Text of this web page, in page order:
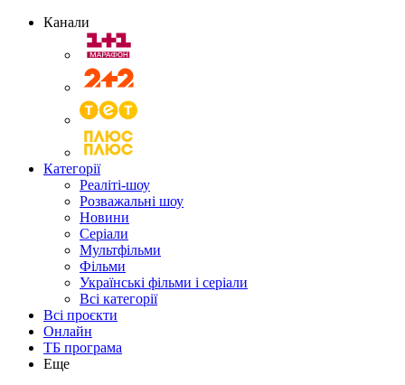
Канали
Категорії
Реаліті-шоу
Розважальні шоу
Новини
Серіали
Мультфільми
Фільми
Українські фільми і серіали
Всі категорії
Всі проєкти
Онлайн
ТБ програма
Еще